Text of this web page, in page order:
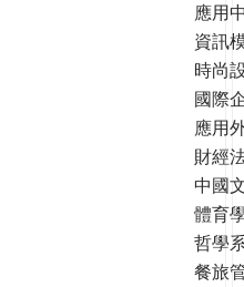
應用
資訊
時尚
國際
應用
財經
中國
體育
哲學
餐旅